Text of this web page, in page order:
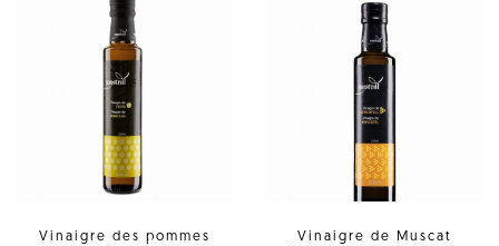
Vinaigre des pommes
Vinaigre de Muscat